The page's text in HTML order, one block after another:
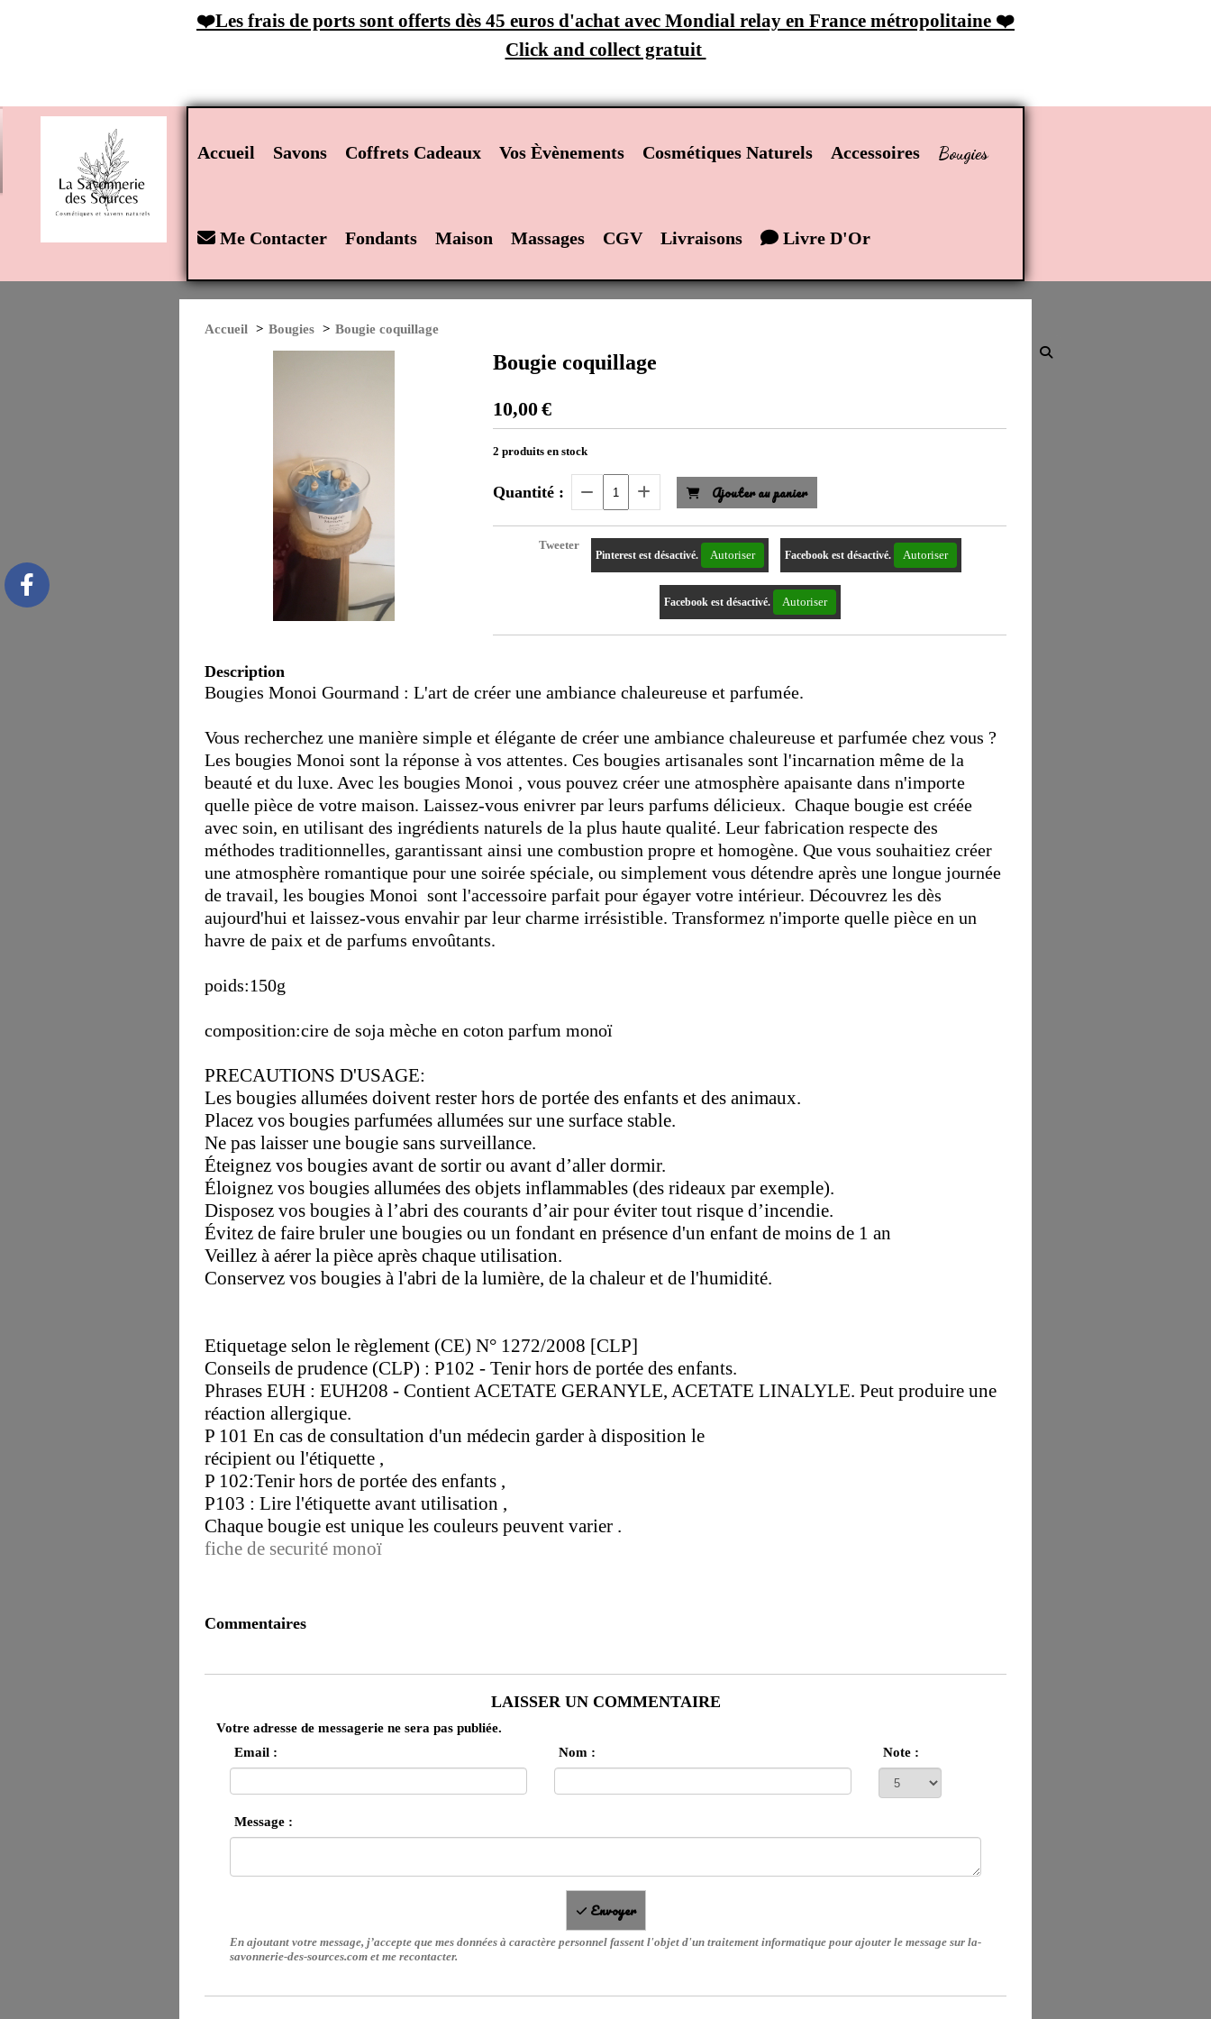
❤️Les frais de ports sont offerts dès 45 euros d'achat avec Mondial relay en France métropolitaine ❤️
Click and collect gratuit
Accueil Savons Coffrets Cadeaux Vos Èvènements Cosmétiques Naturels Accessoires Bougies
Me Contacter Fondants Maison Massages CGV Livraisons Livre D'Or
Accueil Bougies Bougie coquillage
Bougie coquillage
10,00€
2 produits en stock
Quantité : Ajouter au panier
Tweeter
Pinterest est désactivé. Autoriser Facebook est désactivé. Autoriser
Facebook est désactivé. Autoriser
Description
Bougies Monoi Gourmand : L'art de créer une ambiance chaleureuse et parfumée.
Vous recherchez une manière simple et élégante de créer une ambiance chaleureuse et parfumée chez vous ?
Les bougies Monoi sont la réponse à vos attentes. Ces bougies artisanales sont l'incarnation même de la
beauté et du luxe. Avec les bougies Monoi , vous pouvez créer une atmosphère apaisante dans n'importe
quelle pièce de votre maison. Laissez-vous enivrer par leurs parfums délicieux. Chaque bougie est créée
avec soin, en utilisant des ingrédients naturels de la plus haute qualité. Leur fabrication respecte des
méthodes traditionnelles, garantissant ainsi une combustion propre et homogène. Que vous souhaitiez créer
une atmosphère romantique pour une soirée spéciale, ou simplement vous détendre après une longue journée
de travail, les bougies Monoi sont l'accessoire parfait pour égayer votre intérieur. Découvrez les dès
aujourd'hui et laissez-vous envahir par leur charme irrésistible. Transformez n'importe quelle pièce en un
havre de paix et de parfums envoûtants.
poids:150g
composition:cire de soja mèche en coton parfum monoï
PRECAUTIONS D'USAGE:
Les bougies allumées doivent rester hors de portée des enfants et des animaux.
Placez vos bougies parfumées allumées sur une surface stable.
Ne pas laisser une bougie sans surveillance.
Éteignez vos bougies avant de sortir ou avant d’aller dormir.
Éloignez vos bougies allumées des objets inflammables (des rideaux par exemple).
Disposez vos bougies à l’abri des courants d’air pour éviter tout risque d’incendie.
Évitez de faire bruler une bougies ou un fondant en présence d'un enfant de moins de 1 an
Veillez à aérer la pièce après chaque utilisation.
Conservez vos bougies à l'abri de la lumière, de la chaleur et de l'humidité.
Etiquetage selon le règlement (CE) N° 1272/2008 [CLP]
Conseils de prudence (CLP) : P102 - Tenir hors de portée des enfants.
Phrases EUH : EUH208 - Contient ACETATE GERANYLE, ACETATE LINALYLE. Peut produire une
réaction allergique.
P 101 En cas de consultation d'un médecin garder à disposition le
récipient ou l'étiquette ,
P 102:Tenir hors de portée des enfants ,
P103 : Lire l'étiquette avant utilisation ,
Chaque bougie est unique les couleurs peuvent varier .
fiche de securité monoï
Commentaires
LAISSER UN COMMENTAIRE
Votre adresse de messagerie ne sera pas publiée.
Email :
Nom : Note :
Message :
Envoyer
En ajoutant votre message, j’accepte que mes données à caractère personnel fassent l'objet d'un traitement informatique pour ajouter le message sur la-
savonnerie-des-sources.com et me recontacter.